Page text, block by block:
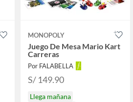
MONOPOLY
Juego De Mesa Mario Kart
Carreras
Por FALABELLA
S/ 149.90
Llega mañana